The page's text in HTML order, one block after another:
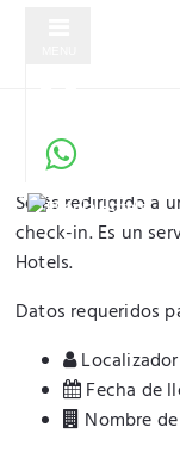
Servicio
Serás redirigido a
check-in. Es un
Hotels.
Datos requeridos
Fecha de
Nombre